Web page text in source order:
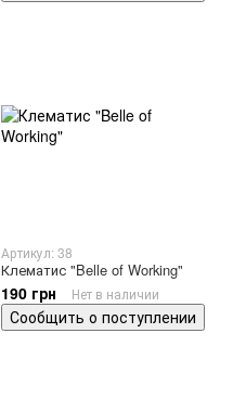
Артикул: 38
Клематис "Belle of Working"
190 грн Нет в наличии
Сообщить о поступлении